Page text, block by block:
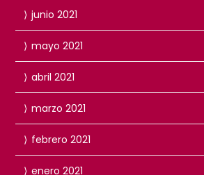
junio 2021
mayo 2021
abril 2021
marzo 2021
febrero 2021
enero 2021